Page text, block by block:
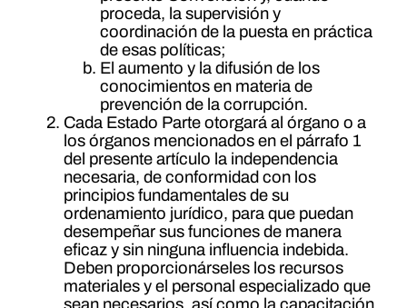
proceda, la supervisión y
coordinación de la puesta en práctica
de esas políticas;
El aumento y la difusión de los
conocimientos en materia de
prevención de la corrupción.
Cada Estado Parte otorgará al órgano o a
los órganos mencionados en el párrafo 1
del presente artículo la independencia
necesaria, de conformidad con los
principios fundamentales de su
ordenamiento jurídico, para que puedan
desempeñar sus funciones de manera
eficaz y sin ninguna influencia indebida.
Deben proporcionárseles los recursos
materiales y el personal especializado que